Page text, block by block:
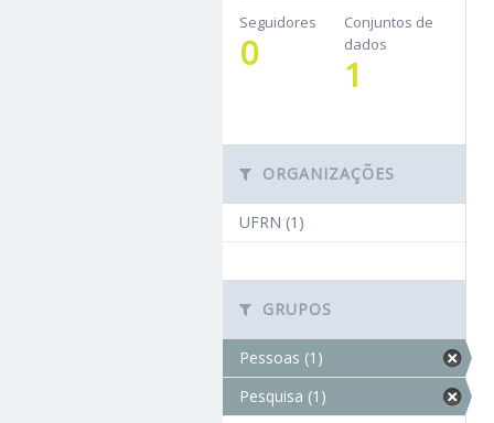
Seguidores
0
Conjuntos de
dados
1
ORGANIZAÇÕES
UFRN (1)
GRUPOS
Pessoas (1)
Pesquisa (1)